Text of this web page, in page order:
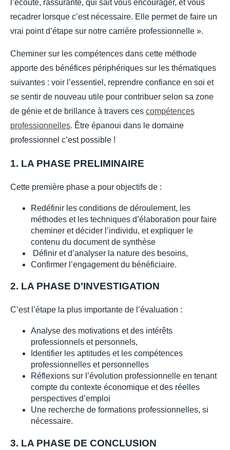
l’écoute, rassurante, qui sait vous encourager, et vous
recadrer lorsque c’est nécessaire. Elle permet de faire un
vrai point d’étape sur notre carrière professionnelle ».
Cheminer sur les compétences dans cette méthode
apporte des bénéfices périphériques sur les thématiques
suivantes : voir l’essentiel, reprendre confiance en soi et
se sentir de nouveau utile pour contribuer selon sa zone
de génie et de brillance à travers ces compétences
professionnelles. Être épanoui dans le domaine
professionnel c’est possible !
1. LA PHASE PRELIMINAIRE
Cette première phase a pour objectifs de :
Redéfinir les conditions de déroulement, les
méthodes et les techniques d’élaboration pour faire
cheminer et décider l’individu, et expliquer le
contenu du document de synthèse
Définir et d’analyser la nature des besoins,
Confirmer l’engagement du bénéficiaire.
2. LA PHASE D’INVESTIGATION
C’est l’étape la plus importante de l’évaluation :
Analyse des motivations et des intérêts
professionnels et personnels,
Identifier les aptitudes et les compétences
professionnelles et personnelles
Réflexions sur l’évolution professionnelle en tenant
compte du contexte économique et des réelles
perspectives d’emploi
Une recherche de formations professionnelles, si
nécessaire.
3. LA PHASE DE CONCLUSION